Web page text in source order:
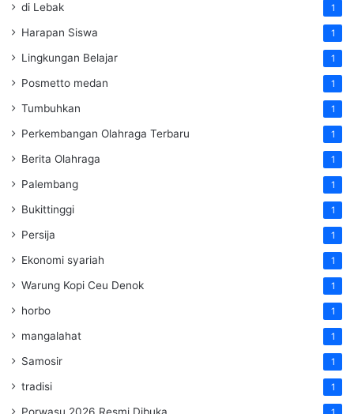
di Lebak 1
Harapan Siswa 1
Lingkungan Belajar 1
Posmetto medan 1
Tumbuhkan 1
Perkembangan Olahraga Terbaru 1
Berita Olahraga 1
Palembang 1
Bukittinggi 1
Persija 1
Ekonomi syariah 1
Warung Kopi Ceu Denok 1
horbo 1
mangalahat 1
Samosir 1
tradisi 1